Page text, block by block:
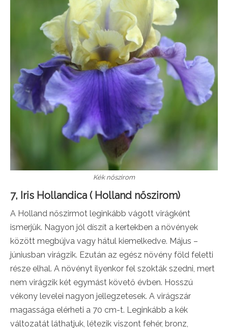
Kék nőszirom
7, Iris Hollandica ( Holland nőszirom)
A Holland nőszirmot leginkább vágott virágként
ismerjük. Nagyon jól díszít a kertekben a növények
között megbújva vagy hátul kiemelkedve. Május –
júniusban virágzik. Ezután az egész növény föld feletti
része elhal. A növényt ilyenkor fel szokták szedni, mert
nem virágzik két egymást követő évben. Hosszú
vékony levelei nagyon jellegzetesek. A virágszár
magassága elérheti a 70 cm-t. Leginkább a kék
változatát láthatjuk, létezik viszont fehér, bronz,